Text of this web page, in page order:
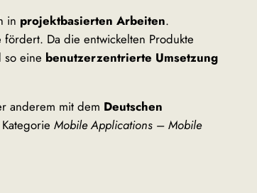
in projektbasierten Arbeiten.
fördert. Da die entwickelten Produkte
so eine benutzerzentrierte Umsetzung
anderem mit dem Deutschen
Mobile Applications – Mobile